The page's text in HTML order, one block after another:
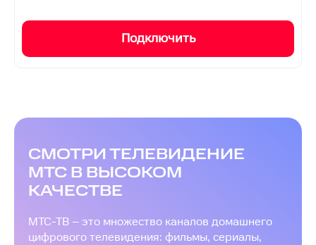
Подключить
СМОТРИ ТЕЛЕВИДЕНИЕ
МТС В ВЫСОКОМ
КАЧЕСТВЕ
МТС-ТВ – это множество каналов домашнего
цифрового телевидения: фильмы, сериалы,